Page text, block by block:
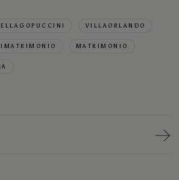
VILLAORLANDO
MATRIMONIO